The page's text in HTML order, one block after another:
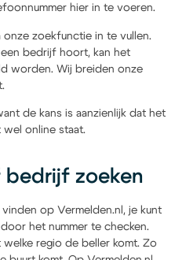
hier in te voeren.
onze zoekfunctie in te vullen.
bedrijf hoort, kan het
worden. Wij breiden onze
de kans is aanzienlijk dat het
wel online staat.
bedrijf zoeken
op Vermelden.nl, je kunt
het nummer te checken.
welke regio de beller komt. Zo